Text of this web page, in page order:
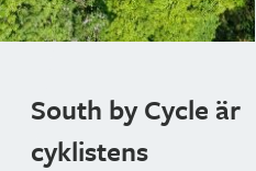
South by Cycle är
cyklistens